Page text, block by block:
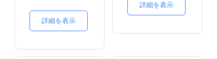
詳細を表示
詳細を表示